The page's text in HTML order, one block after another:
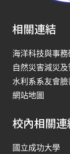
相關連結
海洋科技與事
自然災害減災
水利系系友會
網站地圖
校內相關連
國立成功大學